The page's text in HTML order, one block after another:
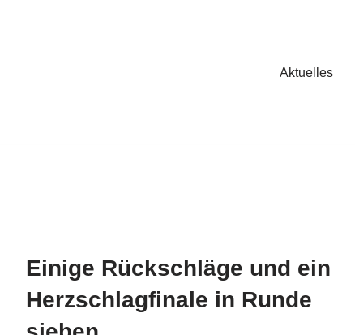
Aktuelles
Einige Rückschläge und ein
Herzschlagfinale in Runde